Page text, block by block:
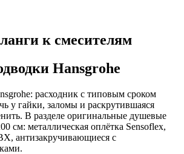
к смесителям
Hansgrohe
расходник с типовым сроком
у гайки, заломы и раскрутившаяся
В разделе оригинальные душевые
см: металлическая оплётка Sensoflex,
антизакручивающиеся с